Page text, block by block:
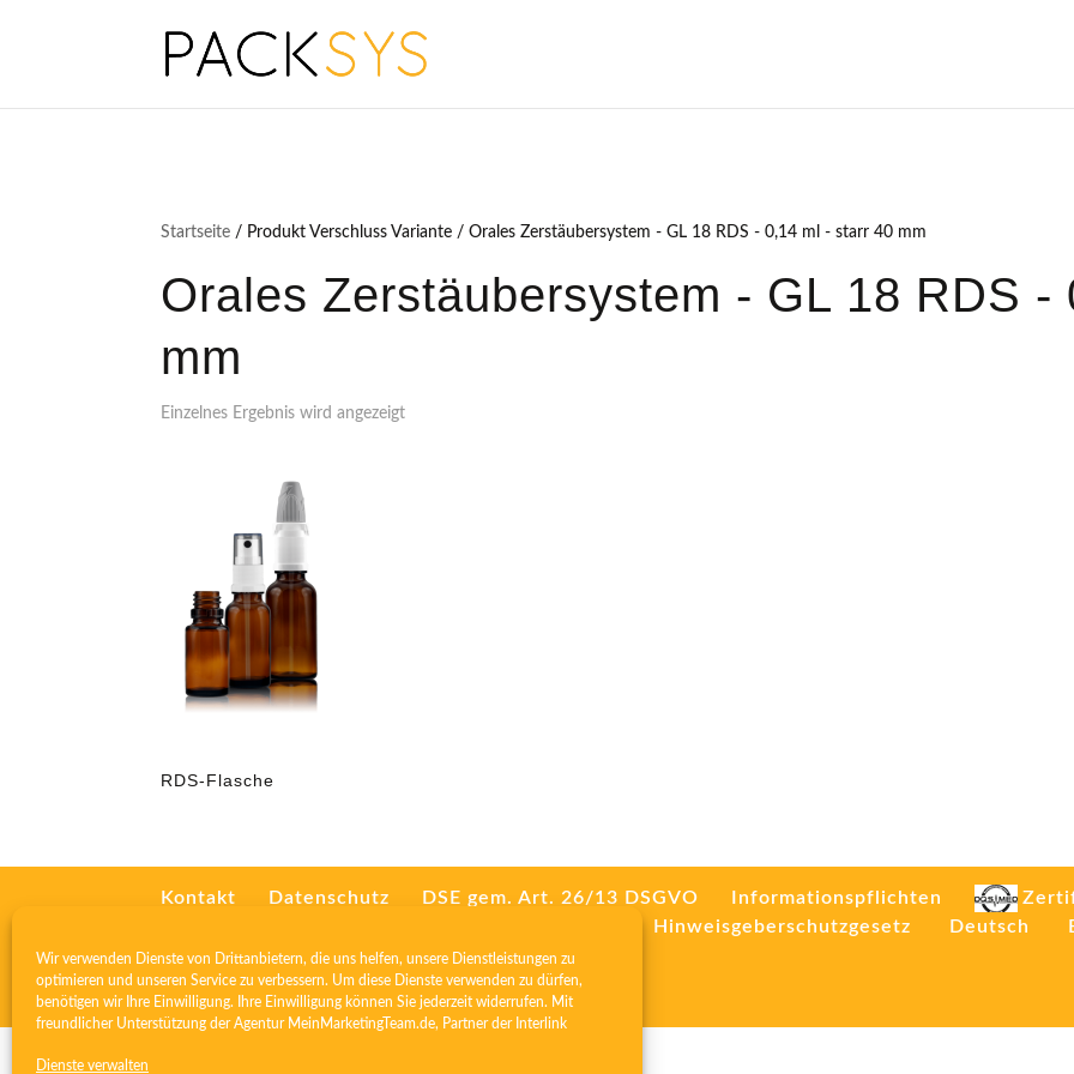
Wir verwenden Dienste von Drittanbietern, die uns helfen, unsere Dienstleistungen zu
optimieren und unseren Service zu verbessern. Um diese Dienste verwenden zu dürfen,
benötigen wir Ihre Einwilligung. Ihre Einwilligung können Sie jederzeit widerrufen. Mit
freundlicher Unterstützung der Agentur MeinMarketingTeam.de, Partner der Interlink
Dienste verwalten
Startseite / Produkt Verschluss Variante / Orales Zerstäubersystem - GL 18 RDS - 0,14 ml - starr 40 mm
Orales Zerstäubersystem - GL 18 RDS -
mm
Einzelnes Ergebnis wird angezeigt
RDS-Flasche
Kontakt Datenschutz DSE gem. Art. 26/13 DSGVO Informationspflichten
Hinweisgeberschutzgesetz Deutsch